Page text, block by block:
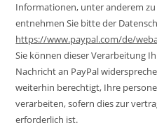
Informationen, unter anderem
entnehmen Sie bitte der
https://www.paypal.com/de/
Sie können dieser Verarbeitung
Nachricht an PayPal
weiterhin berechtigt, Ihre
verarbeiten, sofern dies zur
erforderlich ist.